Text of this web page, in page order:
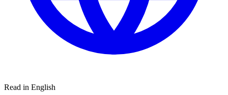
Read in English